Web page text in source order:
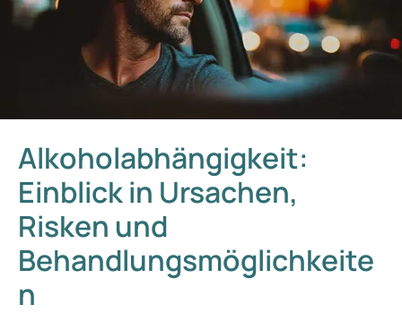
Alkoholabhängigkeit:
Einblick in Ursachen,
Risken und
Behandlungsmöglichkeite
n